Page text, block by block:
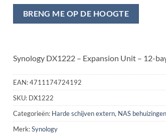
BRENG ME OP DE HOOGTE
Synology DX1222 – Expansion Unit – 12-
EAN:4711174724192
SKU: DX1222
Categorieën: Harde schijven extern, NAS behuizingen
Merk:Synology